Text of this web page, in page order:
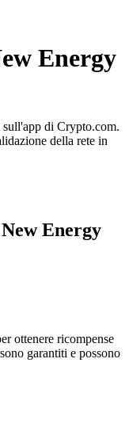
Energy
sull'app di Crypto.com.
della rete in
Energy
ottenere ricompense
garantiti e possono